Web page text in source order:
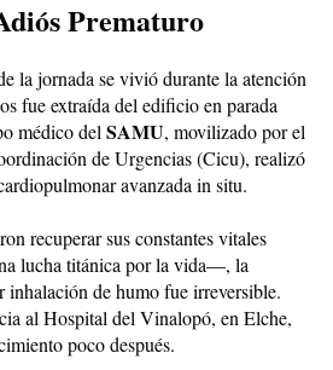
Prematuro
la jornada se vivió durante la atención
fue extraída del edificio en parada
médico del SAMU, movilizado por el
de Urgencias (Cicu), realizó
avanzada in situ.
recuperar sus constantes vitales
lucha titánica por la vida—, la
inhalación de humo fue irreversible.
al Hospital del Vinalopó, en Elche,
poco después.